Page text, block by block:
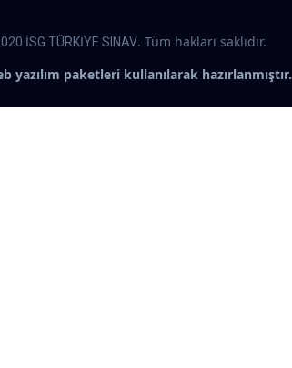
İSG TÜRKİYE SINAV. Tüm hakları saklıdır.
yazılım paketleri kullanılarak hazırlanmıştır.